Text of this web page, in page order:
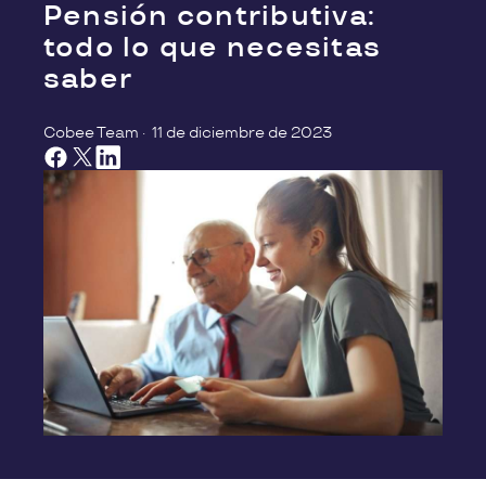
Pensión contributiva:
todo lo que necesitas
saber
Cobee Team · 11 de diciembre de 2023